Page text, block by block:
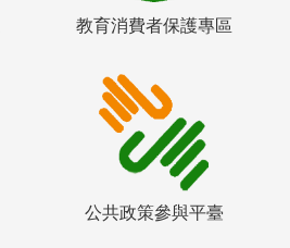
教育消費者保護專區
公共政策參與平臺